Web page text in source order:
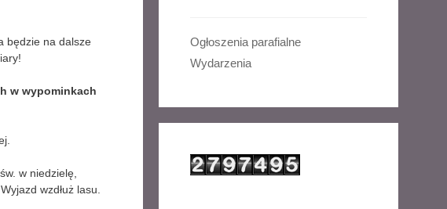
będzie na dalsze
w wypominkach
w niedzielę,
wzdłuż lasu.
Ogłoszenia parafialne
Wydarzenia